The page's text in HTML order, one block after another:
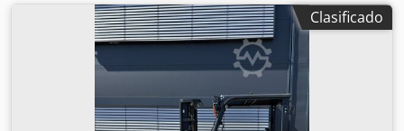
Clasificado